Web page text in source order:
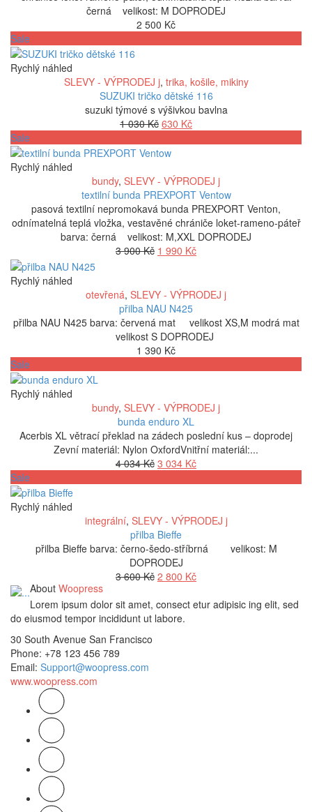
černá velikost: M DOPRODEJ
2 500 Kč
Sale
Rychlý náhled
SLEVY - VÝPRODEJ j, trika, košile, mikiny
SUZUKI tričko dětské 116
suzuki týmové s výšivkou bavlna
1 030Kč Původní
byla:
030 Kč.
630 KčAktuální
Sale
Rychlý náhled
bundy, SLEVY - VÝPRODEJ j
textilní bunda PREXPORT Ventow
pasová textilní nepromokavá bunda PREXPORT Venton,
odnímatelná teplá vložka, vestavěné chrániče loket-rameno-páteř
barva: černá velikost: M,XXL DOPRODEJ
3 900Kč Původní
3
900 Kč.
1 990 KčAktuální
1
Rychlý náhled
otevřená, SLEVY - VÝPRODEJ j
přilba NAU N425
přilba NAU N425 barva: červená mat velikost XS,M modrá mat
velikost S DOPRODEJ
1 390 Kč
Sale
Rychlý náhled
bundy, SLEVY - VÝPRODEJ j
bunda enduro XL
Acerbis XL větrací překlad na zádech poslední kus – doprodej
Zevní materiál: Nylon OxfordVnitřní materiál:...
4 034Kč Původní
034 Kč.
3 034 KčAktuální
034 Kč.
Sale
Rychlý náhled
integrální, SLEVY - VÝPRODEJ j
přilba Bieffe
přilba Bieffe barva: černo-šedo-stříbrná velikost: M
DOPRODEJ
3 600Kč Původní
byla:
3
2 800 KčAktuální
je:
About Woopress
Lorem ipsum dolor sit amet, consect etur adipisic ing elit, sed
do eiusmod tempor incididunt ut labore.
30 South Avenue San Francisco
Phone: +78 123 456 789
Email: Support@woopress.com
www.woopress.com